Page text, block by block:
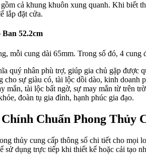
cả khung khuôn xung quanh. Khi biết
lắp đặt cửa.
52.2cm
mỗi cung dài 65mm. Trong số đó, 4
quý nhân phù trợ, giúp gia chủ gặp được
cho sự giàu có, tài lộc dồi dào, kinh doanh
mắn, tài lộc bất ngờ, sự may mắn từ trên
đoàn tụ gia đình, hạnh phúc gia đạo.
Chuẩn Phong Thủy
thủy cung cấp thông số chi tiết cho mọi
sử dụng trực tiếp khi thiết kế hoặc cải tạo